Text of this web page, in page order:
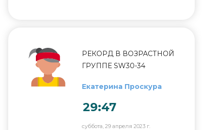
РЕКОРД В ВОЗРАСТНОЙ
ГРУППЕ SW30-34
Екатерина Проскура
29:47
суббота, 29 апреля 2023 г.